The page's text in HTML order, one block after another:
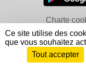
Charte
Informations légales
Envie de participer ?
Ce site utilise des
que vous souhaitez
Tout accepter